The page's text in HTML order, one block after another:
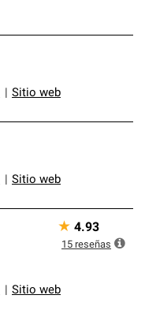
Sitio web
Sitio web
Sitio web
★ 4.93
15 reseñas